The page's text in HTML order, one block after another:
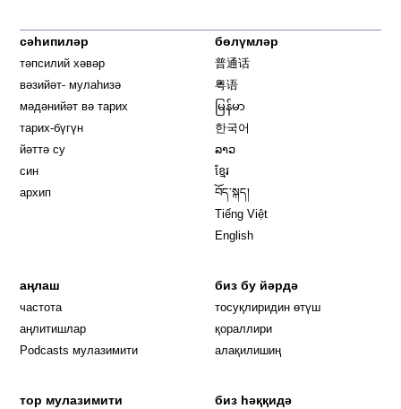
сәһипиләр
тәпсилий хәвәр
вәзийәт- мулаһизә
мәдәнийәт вә тарих
тарих-бүгүн
йәттә су
син
архип
бөлүмләр
普通话
粤语
မြန်မာ
한국어
ລາວ
ខ្មែរ
བོད་སྐད།
Tiếng Việt
English
аңлаш
частота
аңлитишлар
Podcasts мулазимити
биз бу йәрдә
тосуқлиридин өтүш
қораллири
алақилишиң
тор мулазимити биз һәққидә